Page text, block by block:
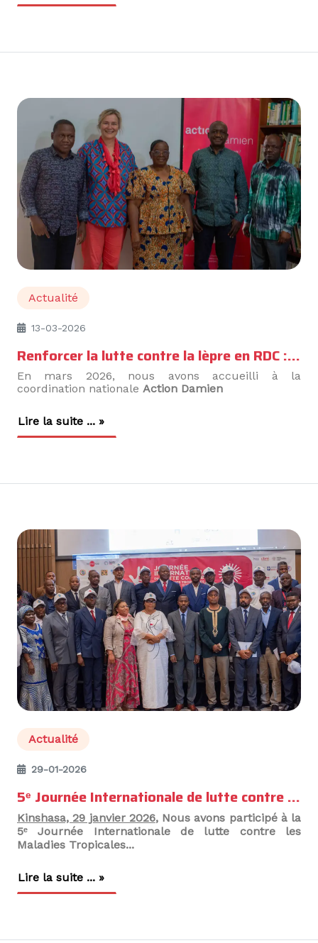
Actualité
13-03-2026
Renforcer la lutte contre la lèpre en RDC : Action Damien participe à une étude multicentrique
En mars 2026, nous avons accueilli à la
coordination nationale Action Damien
Lire la suite ... »
Actualité
29-01-2026
5ᵉ Journée Internationale de lutte contre les Maladies Tropicales Négligées (MTN) : Action Damien engagée aux côtés du PNEL pour une action concertée en RDC
Kinshasa, 29 janvier 2026, Nous avons participé à la
5ᵉ Journée Internationale de lutte contre les
Maladies Tropicales...
Lire la suite ... »